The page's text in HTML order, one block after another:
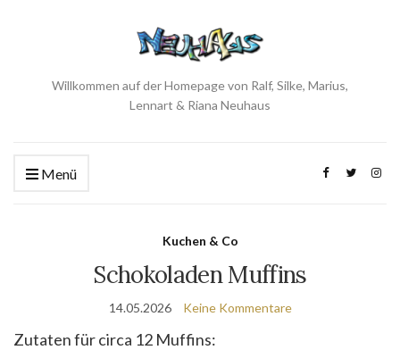
Willkommen auf der Homepage von Ralf, Silke, Marius,
Lennart & Riana Neuhaus
Menü
Kuchen & Co
Schokoladen Muffins
14.05.2026 Keine Kommentare
Zutaten für circa 12 Muffins: